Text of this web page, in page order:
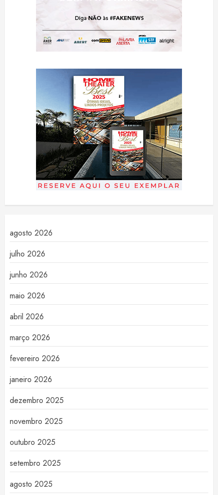
agosto 2026
julho 2026
junho 2026
maio 2026
abril 2026
março 2026
fevereiro 2026
janeiro 2026
dezembro 2025
novembro 2025
outubro 2025
setembro 2025
agosto 2025